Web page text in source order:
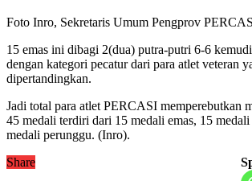
Foto Inro, Sekretaris Umum Pengprov
15 emas ini dibagi 2(dua) putra-putri 6-6
dengan kategori pecatur dari para atlet veteran
dipertandingkan.
Jadi total para atlet PERCASI memperebutkan
45 medali terdiri dari 15 medali emas, 15
medali perunggu. (Inro).
Share